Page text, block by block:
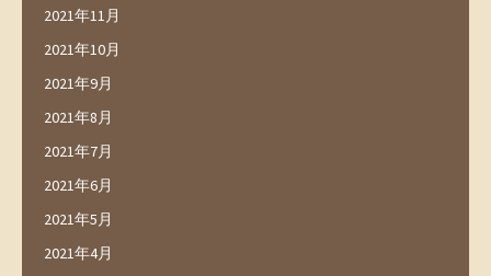
2021年11月
2021年10月
2021年9月
2021年8月
2021年7月
2021年6月
2021年5月
2021年4月